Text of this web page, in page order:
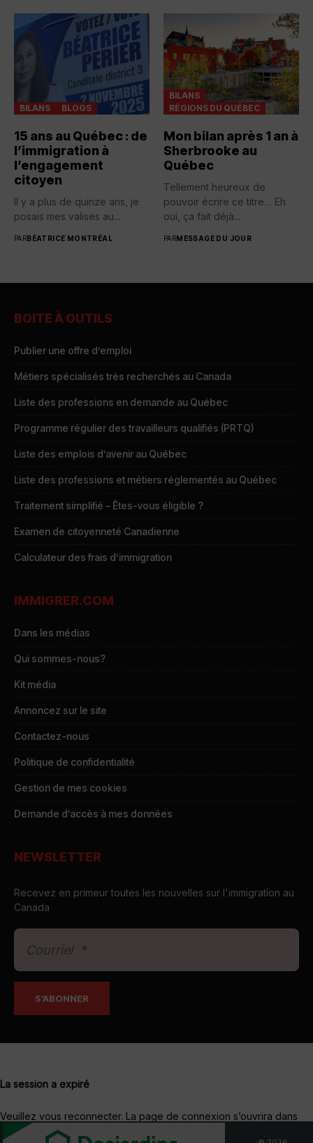
BILANS BLOGS
15 ans au Québec : de
l’immigration à
l’engagement
citoyen
Il y a plus de quinze ans, je
posais mes valises au...
PARBÉATRICE MONTRÉAL
BILANS
RÉGIONS DU QUÉBEC
Mon bilan après 1 an à
Sherbrooke au
Québec
Tellement heureux de
pouvoir écrire ce titre… Eh
oui, ça fait déjà...
PARMESSAGE DU JOUR
BOITE À OUTILS
Publier une offre d’emploi
Métiers spécialisés très recherchés au Canada
Liste des professions en demande au Québec
Programme régulier des travailleurs qualifiés (PRTQ)
Liste des emplois d’avenir au Québec
Liste des professions et métiers réglementés au Québec
Traitement simplifié – Êtes-vous éligible ?
Examen de citoyenneté Canadienne
Calculateur des frais d’immigration
IMMIGRER.COM
Dans les médias
Qui sommes-nous?
Kit média
Annoncez sur le site
Contactez-nous
Politique de confidentialité
Gestion de mes cookies
Demande d’accès à mes données
NEWSLETTER
Recevez en primeur toutes les nouvelles sur l'immigration au
Canada
La session a expiré
Veuillez vous reconnecter. La page de connexion s’ouvrira dans
une nouvelle fenêtre. Après connexion, vous pourrez la fermer et